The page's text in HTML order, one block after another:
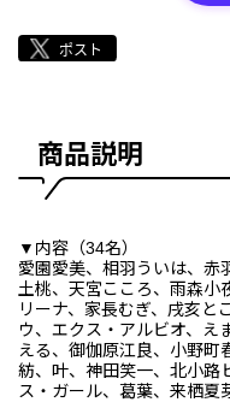
商品説明
▼内容（34名）
愛園愛美、相羽ういは、赤
土桃、天宮こころ、雨森小
リーナ、家長むぎ、戌亥と
ウ、エクス・アルビオ、え
える、御伽原江良、小野町
紡、叶、神田笑一、北小路
ス・ガール、葛葉、来栖夏